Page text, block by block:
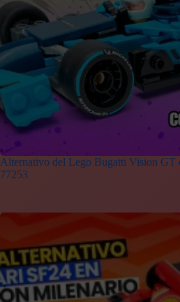
Alternativo del Lego Bugatti Vision GT
77253